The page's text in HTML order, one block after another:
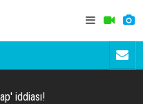
iddiası!